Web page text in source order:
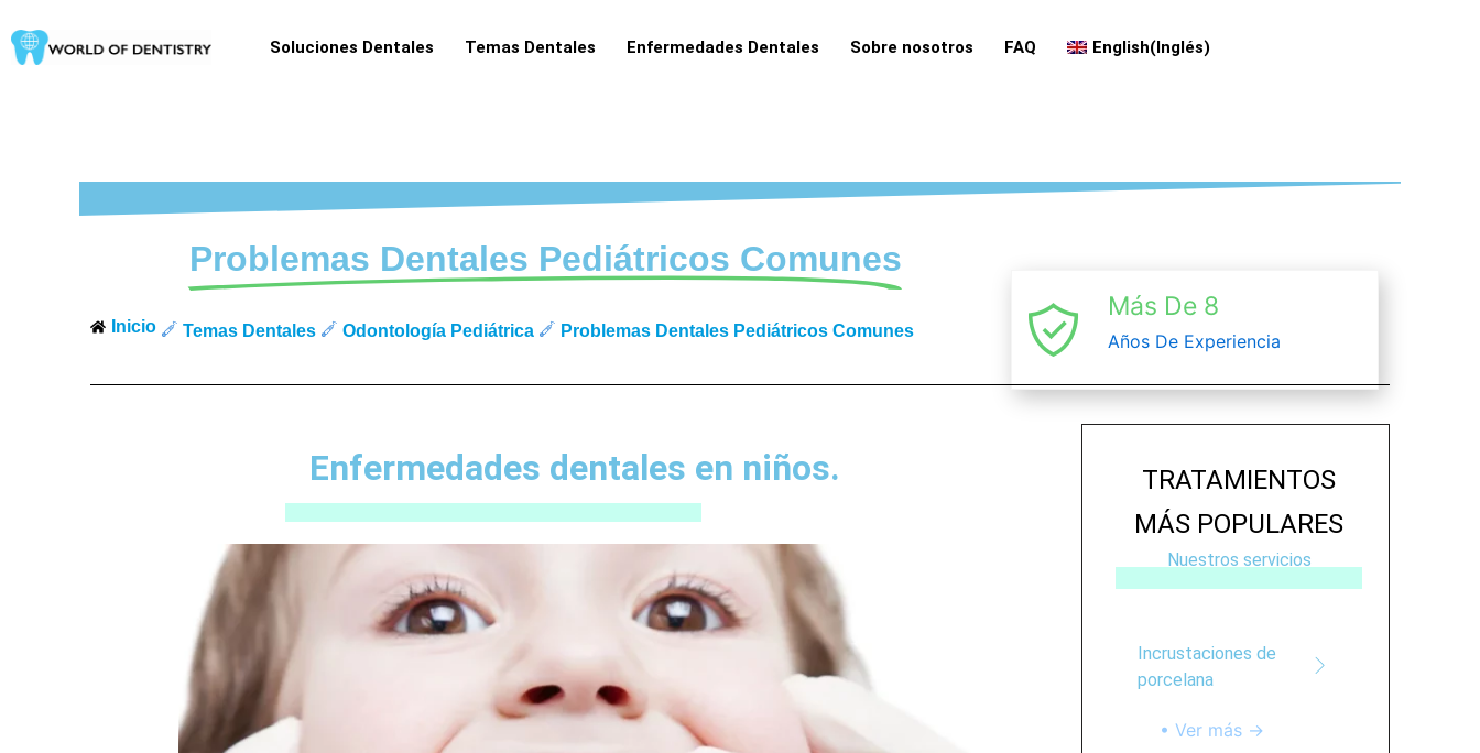
al
contenido
Soluciones Dentales Temas Dentales Enfermedades Dentales Sobre nosotros FAQ English(Inglés)
Problemas Dentales Pediátricos Comunes
Más De 8
Años De Experiencia
Inicio Temas Dentales Odontología Pediátrica Problemas Dentales Pediátricos Comunes
Enfermedades dentales en niños.
TRATAMIENTOS
MÁS POPULARES
Nuestros servicios
Incrustaciones de
porcelana
• Ver más →